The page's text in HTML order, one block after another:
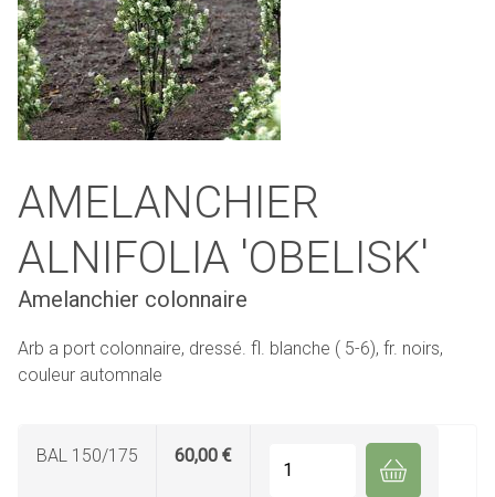
AMELANCHIER
ALNIFOLIA 'OBELISK'
Amelanchier colonnaire
Arb a port colonnaire, dressé. fl. blanche ( 5-6), fr. noirs,
couleur automnale
BAL 150/175 60,00 €